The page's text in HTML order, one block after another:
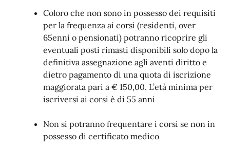
Coloro che non sono in possesso dei requisiti
per la frequenza ai corsi (residenti, over
65enni o pensionati) potranno ricoprire gli
eventuali posti rimasti disponibili solo dopo la
definitiva assegnazione agli aventi diritto e
dietro pagamento di una quota di iscrizione
maggiorata pari a € 150,00. L’età minima per
iscriversi ai corsi è di 55 anni
Non si potranno frequentare i corsi se non in
possesso di certificato medico